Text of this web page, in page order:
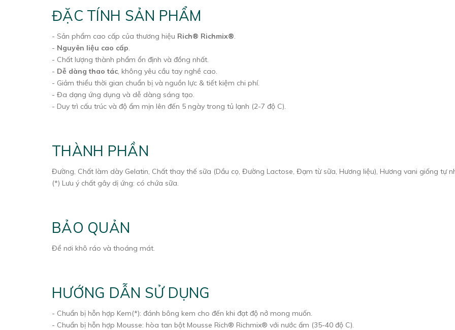
ĐẶC TÍNH SẢN PHẨM
- Sản phẩm cao cấp của thương hiệu Rich® Richmix®.
- Nguyên liệu cao cấp.
- Chất lượng thành phẩm ổn định và đồng nhất.
- Dễ dàng thao tác, không yêu cầu tay nghề cao.
- Giảm thiểu thời gian chuẩn bị và nguồn lực & tiết kiệm chi phí.
- Đa dạng ứng dụng và dễ dàng sáng tạo.
- Duy trì cấu trúc và độ ẩm mịn lên đến 5 ngày trong tủ lạnh (2-7 độ C).
THÀNH PHẦN
Đường, Chất làm dày Gelatin, Chất thay thế sữa (Dầu cọ, Đường Lactose, Đạm từ sữa, Hương liệu), Hương vani giống tự
(*) Lưu ý chất gây dị ứng: có chứa sữa.
BẢO QUẢN
Để nơi khô ráo và thoáng mát.
HƯỚNG DẪN SỬ DỤNG
- Chuẩn bị hỗn hợp Kem(*): đánh bông kem cho đến khi đạt độ nở mong muốn.
- Chuẩn bị hỗn hợp Mousse: hòa tan bột Mousse Rich® Richmix® với nước ấm (35-40 độ C).